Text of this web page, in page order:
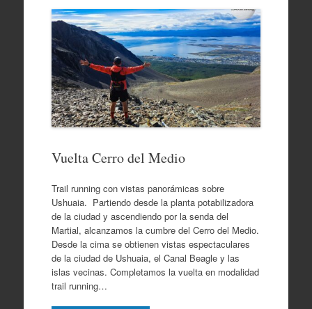
contenido
Vuelta Cerro del Medio
Trail running con vistas panorámicas sobre
Ushuaia. Partiendo desde la planta potabilizadora
de la ciudad y ascendiendo por la senda del
Martial, alcanzamos la cumbre del Cerro del Medio.
Desde la cima se obtienen vistas espectaculares
de la ciudad de Ushuaia, el Canal Beagle y las
islas vecinas. Completamos la vuelta en modalidad
trail running…